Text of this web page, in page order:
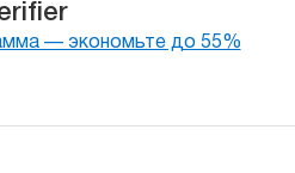
— экономьте до 55%